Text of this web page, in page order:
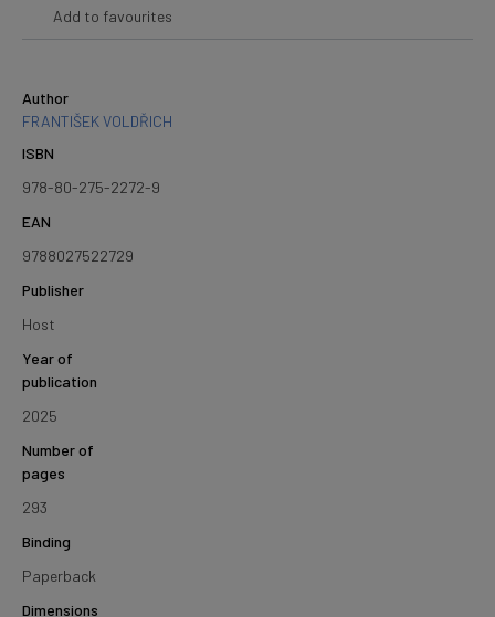
Add to favourites
Author
FRANTIŠEK VOLDŘICH
ISBN
978-80-275-2272-9
EAN
9788027522729
Publisher
Host
Year of
publication
2025
Number of
pages
293
Binding
Paperback
Dimensions